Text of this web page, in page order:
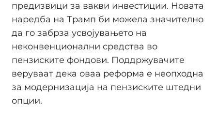
предизвици за вакви инвестиции. Новата
наредба на Трамп би можела значително
да го забрза усвојувањето на
неконвенционални средства во
пензиските фондови. Поддржувачите
веруваат дека оваа реформа е неопходна
за модернизација на пензиските штедни
опции.